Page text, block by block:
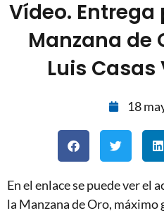
Vídeo.
Manzana de
Luis
18
En el enlace se puede ver el
la Manzana de Oro,